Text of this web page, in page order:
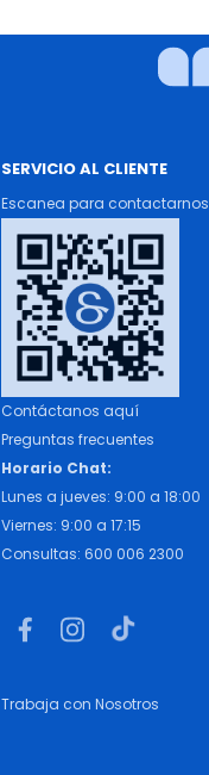
SERVICIO AL CLIENTE
Escanea para contactarnos
Contáctanos aquí
Preguntas frecuentes
Horario Chat:
Lunes a jueves: 9:00 a 18:00
Viernes: 9:00 a 17:15
Consultas: 600 006 2300
Trabaja con Nosotros